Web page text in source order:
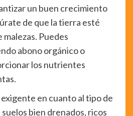
un buen crecimiento
de que la tierra esté
Puedes
abono orgánico o
los nutrientes
exigente en cuanto al tipo de
bien drenados, ricos